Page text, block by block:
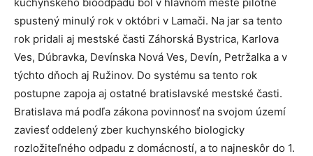
spustený minulý rok v októbri v Lamači. Na jar sa tento
rok pridali aj mestské časti Záhorská Bystrica, Karlova
Ves, Dúbravka, Devínska Nová Ves, Devín, Petržalka a v
týchto dňoch aj Ružinov. Do systému sa tento rok
postupne zapoja aj ostatné bratislavské mestské časti.
Bratislava má podľa zákona povinnosť na svojom území
zaviesť oddelený zber kuchynského biologicky
rozložiteľného odpadu z domácností, a to najneskôr do 1.